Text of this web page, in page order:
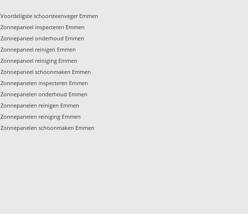
Voordeligste schoorsteenveger Emmen
Zonnepaneel inspecteren Emmen
Zonnepaneel onderhoud Emmen
Zonnepaneel reinigen Emmen
Zonnepaneel reiniging Emmen
Zonnepaneel schoonmaken Emmen
Zonnepanelen inspecteren Emmen
Zonnepanelen onderhoud Emmen
Zonnepanelen reinigen Emmen
Zonnepanelen reiniging Emmen
Zonnepanelen schoonmaken Emmen